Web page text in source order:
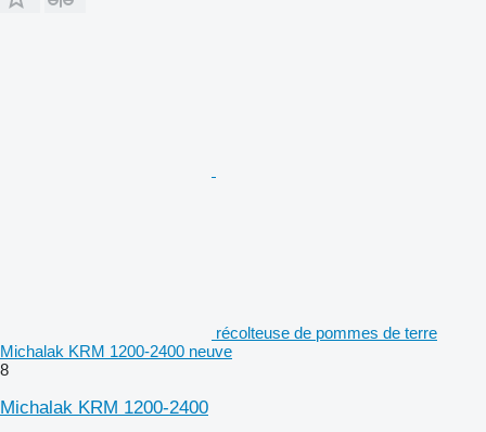
récolteuse de pommes de terre
Michalak KRM 1200-2400 neuve
8
Michalak KRM 1200-2400